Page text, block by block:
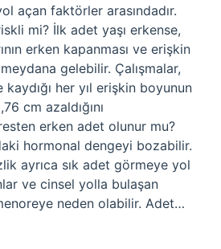
açan faktörler arasındadır.
mi? İlk adet yaşı erkense,
erken kapanması ve erişkin
gelebilir. Çalışmalar,
kaydığı her yıl erişkin boyunun
cm azaldığını
erken adet olunur mu?
hormonal dengeyi bozabilir.
ayrıca sık adet görmeye yol
ve cinsel yolla bulaşan
neden olabilir. Adet…